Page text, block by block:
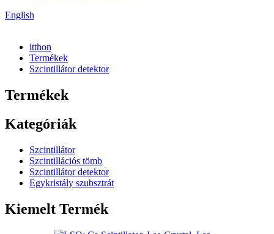
English
itthon
Termékek
Szcintillátor detektor
Termékek
Kategóriák
Szcintillátor
Szcintillációs tömb
Szcintillátor detektor
Egykristály szubsztrát
Kiemelt Termék